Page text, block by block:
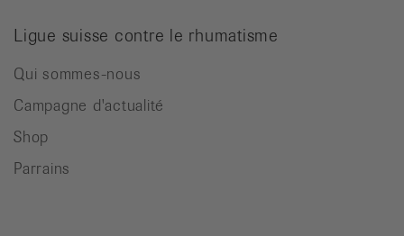
Ligue suisse contre le rhumatisme
Qui sommes-nous
Campagne d'actualité
Shop
Parrains